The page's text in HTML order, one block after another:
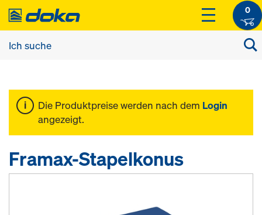
0
Die Produktpreise werden nach dem Login
angezeigt.
Framax-Stapelkonus